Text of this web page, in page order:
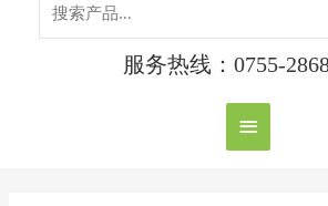
服务热线：0755-